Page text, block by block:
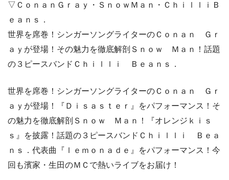
▽ＣｏｎａｎＧｒａｙ・ＳｎｏｗＭａｎ・ＣｈｉｌｌｉＢ
ｅａｎｓ．
世界を席巻！シンガーソングライターのＣｏｎａｎ Ｇｒ
ａｙが登場！その魅力を徹底解剖Ｓｎｏｗ Ｍａｎ！話題
の３ピースバンドＣｈｉｌｌｉ Ｂｅａｎｓ．
世界を席巻！シンガーソングライターのＣｏｎａｎ Ｇｒ
ａｙが登場！『Ｄｉｓａｓｔｅｒ』をパフォーマンス！そ
の魅力を徹底解剖Ｓｎｏｗ Ｍａｎ！『オレンジｋｉｓ
ｓ』を披露！話題の３ピースバンドＣｈｉｌｌｉ Ｂｅａ
ｎｓ．代表曲『ｌｅｍｏｎａｄｅ』をパフォーマンス！今
回も濱家・生田のＭＣで熱いライブをお届け！